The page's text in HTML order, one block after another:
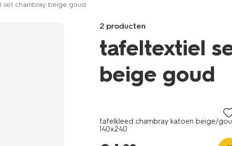
set chambray beige goud
2 producten
tafeltextiel
beige goud
tafeltextiel/servetten/servetten-
beige-
tafelkleed chambray katoen beige/
140x240